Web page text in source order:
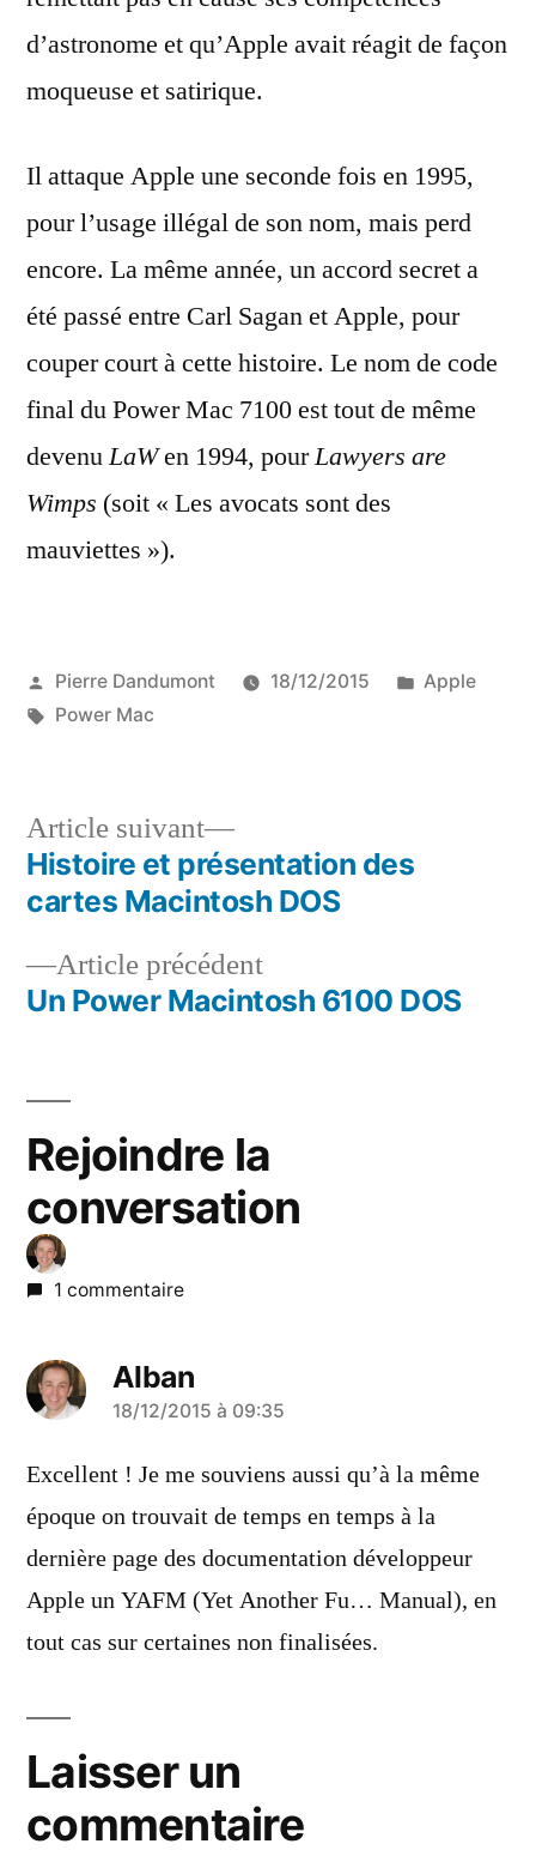
d’astronome et qu’Apple avait réagit de façon
moqueuse et satirique.
Il attaque Apple une seconde fois en 1995,
pour l’usage illégal de son nom, mais perd
encore. La même année, un accord secret a
été passé entre Carl Sagan et Apple, pour
couper court à cette histoire. Le nom de code
final du Power Mac 7100 est tout de même
devenuLaWen 1994, pourLawyers are
Wimps (soit « Les avocats sont des
mauviettes »).
Publié
par
Pierre Dandumont 18/12/2015
Publié
Apple
Étiquettes :
Power Mac
Navigation
l’article
Article précédentArticle
précédent :
Un Power Macintosh 6100 DOS
Article suivant
Article
suivant :
Histoire et présentation des
cartes Macintosh DOS
Rejoindre la
conversation
1 commentaire
Alban
a
dit :
18/12/2015 à 09:35
Excellent ! Je me souviens aussi qu’à la même
époque on trouvait de temps en temps à la
dernière page des documentation développeur
Apple un YAFM (Yet Another Fu… Manual), en
tout cas sur certaines non finalisées.
Laisser un
commentaire